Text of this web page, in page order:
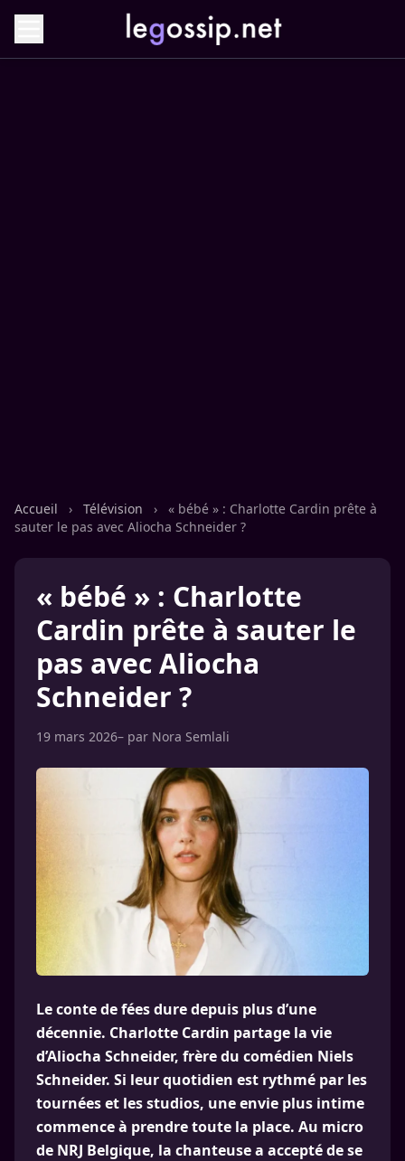
Accueil › Télévision ›
« bébé » : Charlotte Cardin prête à
sauter le pas avec Aliocha Schneider ?
« bébé » : Charlotte
Cardin prête à sauter le
pas avec Aliocha
Schneider ?
19 mars 2026– par Nora Semlali
Le conte de fées dure depuis plus d’une
décennie. Charlotte Cardin partage la vie
d’Aliocha Schneider, frère du comédien Niels
Schneider. Si leur quotidien est rythmé par les
tournées et les studios, une envie plus intime
commence à prendre toute la place. Au micro
de NRJ Belgique, la chanteuse a accepté de se